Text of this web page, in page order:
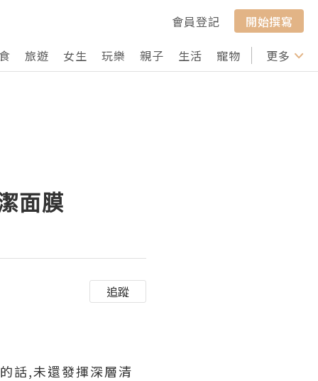
會員登記
開始撰寫
旅遊 女生 玩樂 親子 生活 寵物 行山 打卡
更多
面膜
追蹤
話,未還發揮深層清